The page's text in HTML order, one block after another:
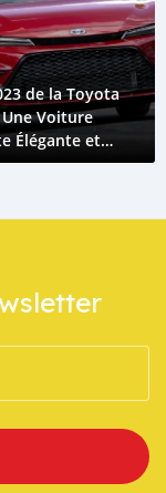
de la Toyota
Voiture
Élégante et
les